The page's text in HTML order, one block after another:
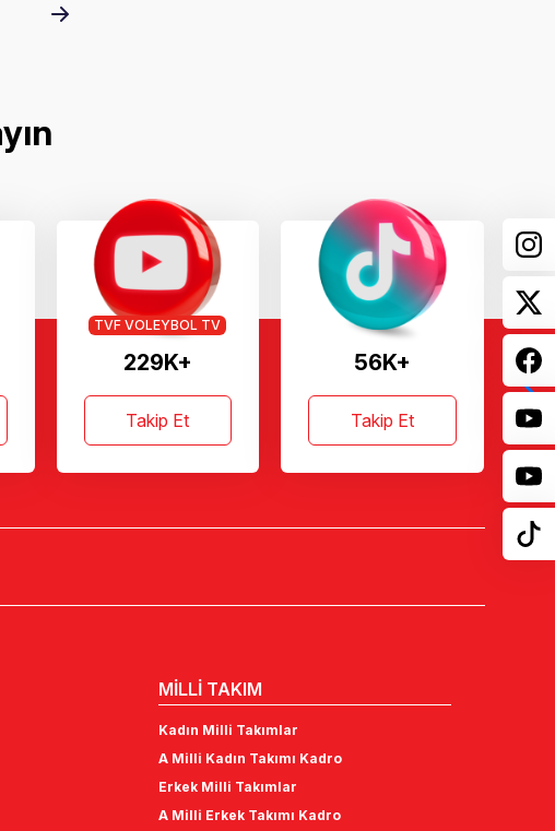
229K+
TVF VOLEYBOL TV
Takip Et
56K+
Takip Et
MİLLİ TAKIM
Kadın Milli Takımlar
A Milli Kadın Takımı Kadro
Erkek Milli Takımlar
A Milli Erkek Takımı Kadro